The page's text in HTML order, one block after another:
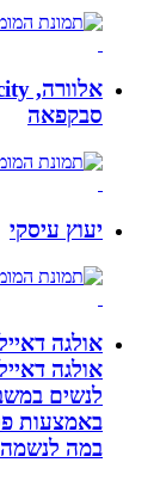
אלוורה, mcity
סבקפאה
יעוץ עיסקי
אולגה דאייל
אולגה דאייל,
לנשים במשברי
באמצעות
במה לנשמה.